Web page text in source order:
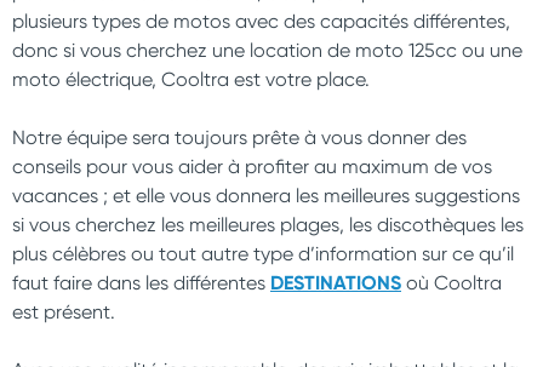
plusieurs types de motos avec des capacités différentes,
donc si vous cherchez une location de moto 125cc ou une
moto électrique, Cooltra est votre place.
Notre équipe sera toujours prête à vous donner des
conseils pour vous aider à profiter au maximum de vos
vacances ; et elle vous donnera les meilleures suggestions
si vous cherchez les meilleures plages, les discothèques les
plus célèbres ou tout autre type d’information sur ce qu’il
faut faire dans les différentes DESTINATIONS où Cooltra
est présent.